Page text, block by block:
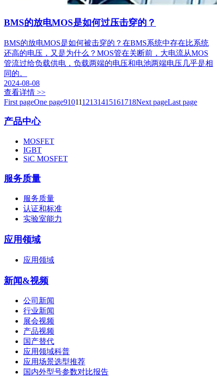
BMS的放电MOS是如何过压击穿的？
BMS的放电MOS是如何被击穿的？在BMS系统中存在比系统
还高的电压，又是为什么？MOS管在关断前，大电流从MOS
管流过给负载供电，负载两端的电压和电池两端电压几乎是相
同的。
2024-08-08
查看详情 >>
First pageOne page9101112131415161718Next pageLast page
产品中心
MOSFET
IGBT
SiC MOSFET
服务质量
服务质量
认证和标准
实验室能力
应用领域
应用领域
新闻&视频
公司新闻
行业新闻
展会视频
产品视频
国产替代
应用领域科普
应用场景选型推荐
国内外型号参数对比报告